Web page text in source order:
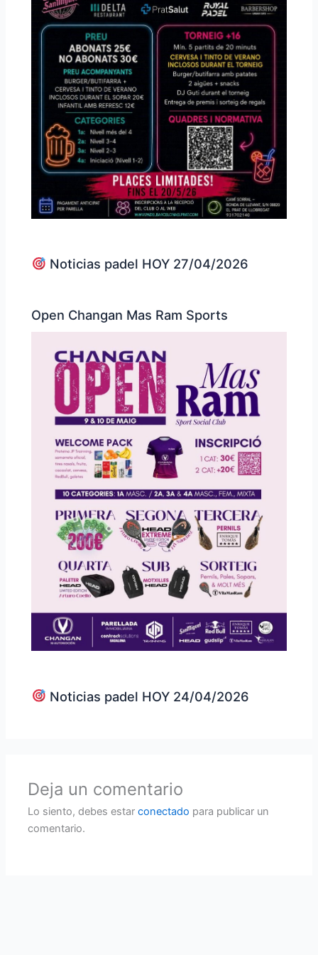
Noticias padel HOY 27/04/2026
Open Changan Mas Ram Sports
Noticias padel HOY 24/04/2026
Deja un comentario
Lo siento, debes estarconectado para publicar un
comentario.